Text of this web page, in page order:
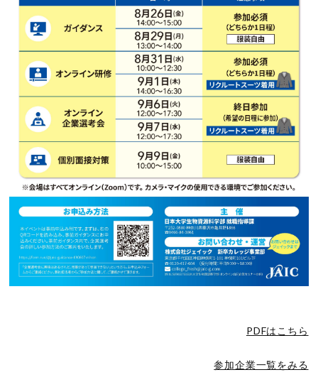
PDFはこちら
参加企業一覧をみる